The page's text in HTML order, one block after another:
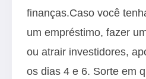
finanças.Caso você
um empréstimo, fazer
ou atrair investidores,
os dias 4 e 6. Sorte em